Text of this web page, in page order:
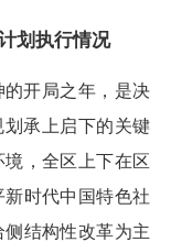
划执行情况
开局之年，是决
划承上启下的关键
，全区上下在区
时代中国特色社
结构性改革为主